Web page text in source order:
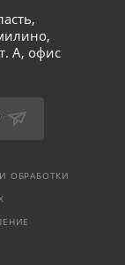
А, офис
ОБРАБОТКИ